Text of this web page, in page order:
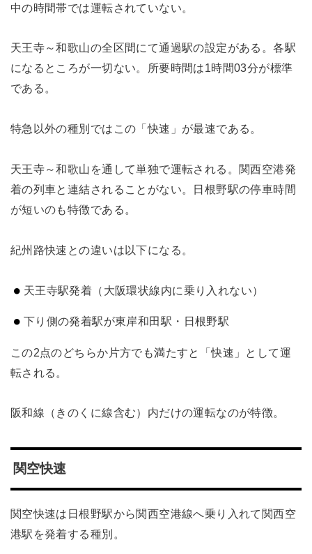
中の時間帯では運転されていない。
天王寺～和歌山の全区間にて通過駅の設定がある。各駅
になるところが一切ない。所要時間は1時間03分が標準
である。
特急以外の種別ではこの「快速」が最速である。
天王寺～和歌山を通して単独で運転される。関西空港発
着の列車と連結されることがない。日根野駅の停車時間
が短いのも特徴である。
紀州路快速との違いは以下になる。
天王寺駅発着（大阪環状線内に乗り入れない）
下り側の発着駅が東岸和田駅・日根野駅
この2点のどちらか片方でも満たすと「快速」として運
転される。
阪和線（きのくに線含む）内だけの運転なのが特徴。
関空快速
関空快速は日根野駅から関西空港線へ乗り入れて関西空
港駅を発着する種別。